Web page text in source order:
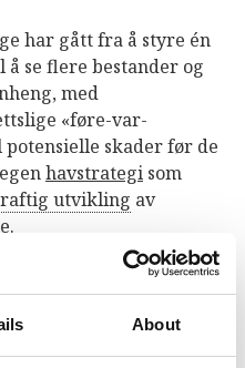
About
har gått fra å styre én
se flere bestander og
med
«føre-var-
skader før de
havstrategi som
utvikling av
bærekraftsmålene –
havrapport